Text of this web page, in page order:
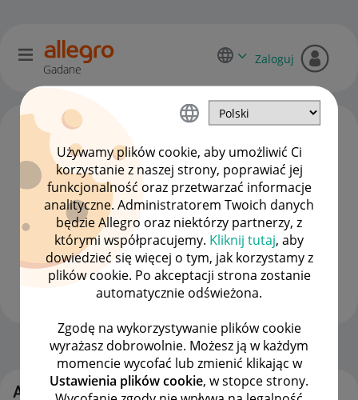
Używamy plików cookie, aby umożliwić Ci
korzystanie z naszej strony, poprawiać jej
funkcjonalność oraz przetwarzać informacje
analityczne. Administratorem Twoich danych
będzie Allegro oraz niektórzy partnerzy, z
którymi współpracujemy. Kliknij tutaj, aby
dowiedzieć się więcej o tym, jak korzystamy z
plików cookie. Po akceptacji strona zostanie
automatycznie odświeżona.
Zgodę na wykorzystywanie plików cookie
wyrażasz dobrowolnie. Możesz ją w każdym
momencie wycofać lub zmienić klikając w
Ustawienia plików cookie, w stopce strony.
Gadane
Zaloguj
is44
#8 Zapaleniec
Strona Główna OPCJE
Aktywność is44